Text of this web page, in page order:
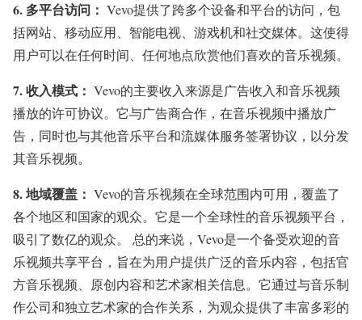
6. 多平台访问： Vevo提供了跨多个设备和平台的访问，包
括网站、移动应用、智能电视、游戏机和社交媒体。这使得
用户可以在任何时间、任何地点欣赏他们喜欢的音乐视频。
7.收入模式： Vevo的主要收入来源是广告收入和音乐视频
播放的许可协议。它与广告商合作，在音乐视频中播放广
告，同时也与其他音乐平台和流媒体服务签署协议，以分发
其音乐视频。
8.地域覆盖： Vevo的音乐视频在全球范围内可用，覆盖了
各个地区和国家的观众。它是一个全球性的音乐视频平台，
吸引了数亿的观众。 总的来说，Vevo是一个备受欢迎的音
乐视频共享平台，旨在为用户提供广泛的音乐内容，包括官
方音乐视频、原创内容和艺术家相关信息。它通过与音乐制
作公司和独立艺术家的合作关系，为观众提供了丰富多彩的